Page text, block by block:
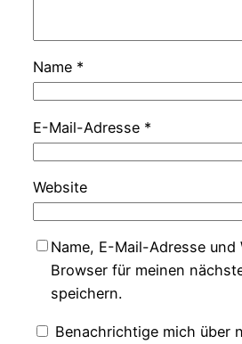
Name *
E-Mail-Adresse *
Website
Name, E-Mail-Adresse und
Browser für meinen
speichern.
Benachrichtige mich über